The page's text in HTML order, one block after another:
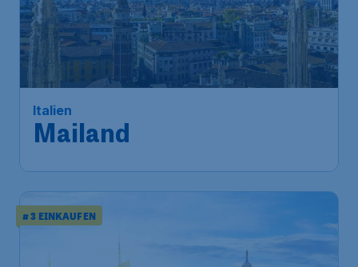
Italien
Mailand
€
44*
ab
Mailand
Flughafen Mailand-
Linate
# 3 EINKAUFEN